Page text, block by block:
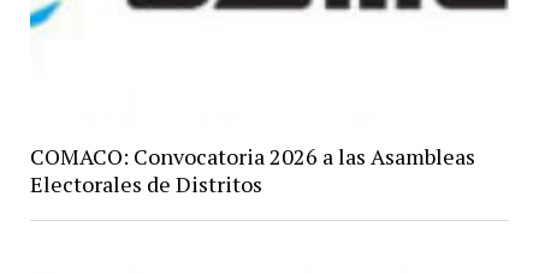
COMACO: Convocatoria 2026 a las Asambleas
Electorales de Distritos